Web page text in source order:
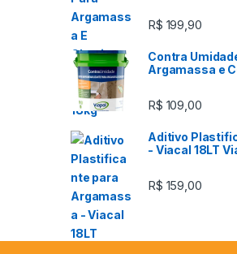
R$ 199,90
Contra
Argamassa e
R$ 109,00
Aditivo
- Viacal 18LT
R$ 159,00